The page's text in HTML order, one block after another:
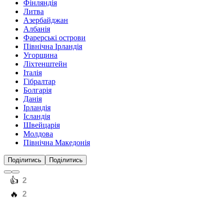
Фінляндія
Литва
Азербайджан
Албанія
Фарерські острови
Північна Ірландія
Угорщина
Ліхтенштейн
Італія
Гібралтар
Болгарія
Данія
Ірландія
Ісландія
Швейцарія
Молдова
Північна Македонія
Поділитись Поділитись
️👍 2
️🔥 2